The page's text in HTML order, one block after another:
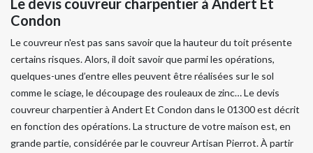
Le devis couvreur charpentier à Andert Et
Condon
Le couvreur n'est pas sans savoir que la hauteur du toit présente
certains risques. Alors, il doit savoir que parmi les opérations,
quelques-unes d’entre elles peuvent être réalisées sur le sol
comme le sciage, le découpage des rouleaux de zinc… Le devis
couvreur charpentier à Andert Et Condon dans le 01300 est décrit
en fonction des opérations. La structure de votre maison est, en
grande partie, considérée par le couvreur Artisan Pierrot. À partir